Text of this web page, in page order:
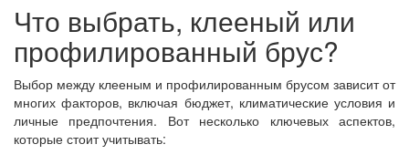
Что выбрать, клееный или
профилированный брус?
Выбор между клееным и профилированным брусом зависит от
многих факторов, включая бюджет, климатические условия и
личные предпочтения. Вот несколько ключевых аспектов,
которые стоит учитывать: